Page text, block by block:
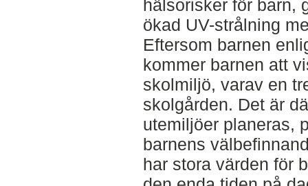
hälsorisker för barn,
ökad UV-strålning
Eftersom barnen
kommer barnen att
skolmiljö, varav en
skolgården. Det är
utemiljöer planeras,
barnens
har stora värden för